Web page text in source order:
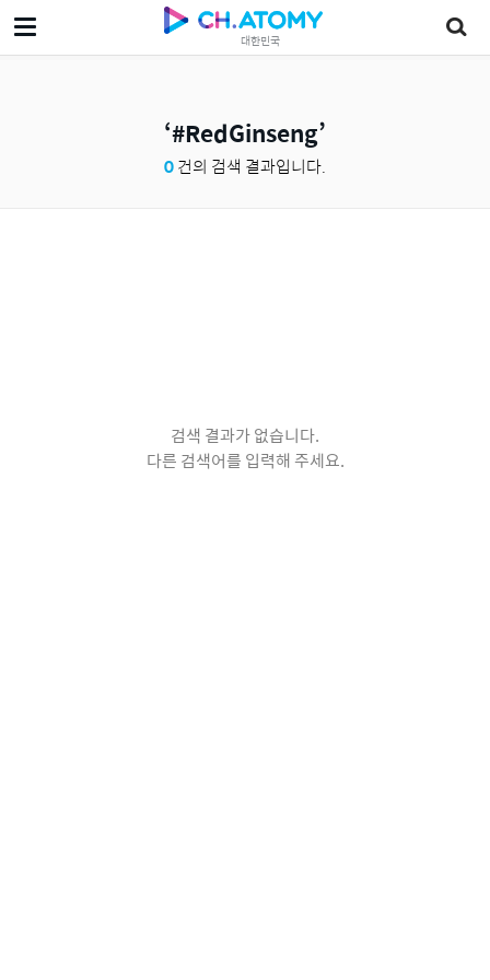
대한민국
#RedGinseng
0건의 검색 결과입니다.
검색 결과가 없습니다.
다른 검색어를 입력해 주세요.